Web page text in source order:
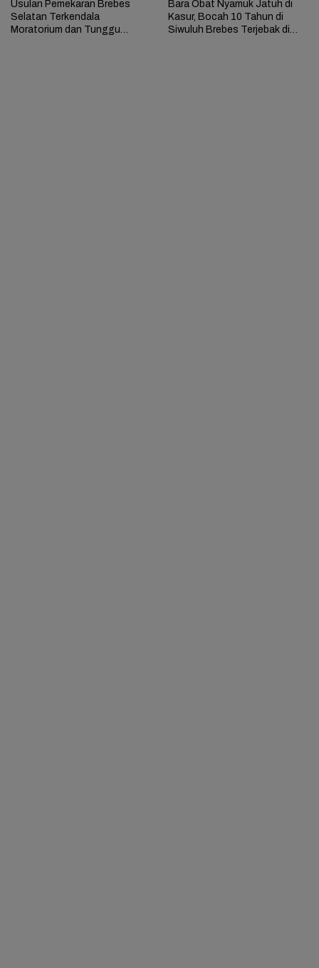
Usulan Pemekaran Brebes
Selatan Terkendala
Moratorium dan Tunggu
Bara Obat Nyamuk Jatuh di
Kasur, Bocah 10 Tahun di
Siwuluh Brebes Terjebak di